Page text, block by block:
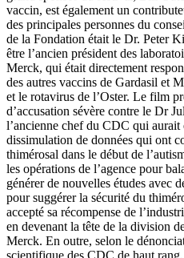
vaccin, est également un
des principales personnes du
de la Fondation était le Dr. Peter
être l’ancien président des
Merck, qui était directement
des autres vaccins de Gardasil et
et le rotavirus de l’Oster. Le film
d’accusation sévère contre le Dr
l’ancienne chef du CDC qui aurait
dissimulation de données qui ont
thimérosal dans le début de
les opérations de l’agence pour
générer de nouvelles études avec
pour suggérer la sécurité du
accepté sa récompense de
en devenant la tête de la division
Merck. En outre, selon le
scientifique des CDC de haut